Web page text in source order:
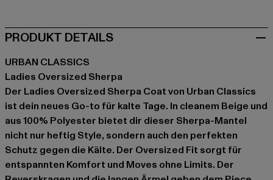
PRODUKT DETAILS
URBAN CLASSICS
Ladies Oversized Sherpa
Der Ladies Oversized Sherpa Coat von Urban Classics
ist dein neues Go-to für kalte Tage. In cleanem Beige und
aus 100% Polyester bietet dir dieser Sherpa-Mantel
nicht nur heftig Style, sondern auch den perfekten
Schutz gegen die Kälte. Der Oversized Fit sorgt für
entspannten Komfort und Moves ohne Limits. Der